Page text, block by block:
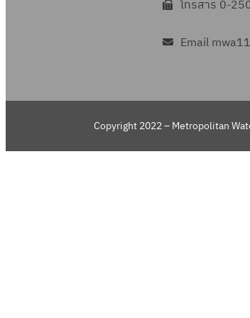
โทรสาร 0-
Email
Copyright 2022 – Metropolitan